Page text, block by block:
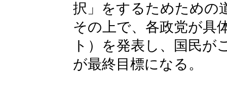
択」をするためための
その上で、各政党が具
ト）を発表し、国民が
が最終目標になる。